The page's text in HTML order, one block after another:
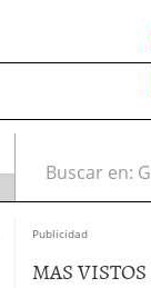
Buscar en:
Publicidad
MAS